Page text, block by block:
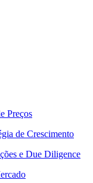
Preços
de Crescimento
e Due Diligence